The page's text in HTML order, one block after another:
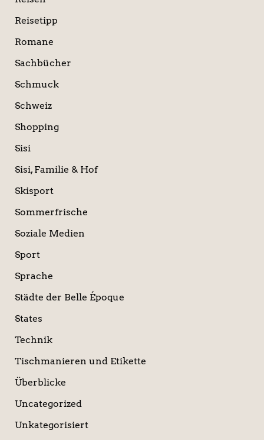
Reisetipp
Romane
Sachbücher
Schmuck
Schweiz
Shopping
Sisi
Sisi, Familie & Hof
Skisport
Sommerfrische
Soziale Medien
Sport
Sprache
Städte der Belle Époque
States
Technik
Tischmanieren und Etikette
Überblicke
Uncategorized
Unkategorisiert